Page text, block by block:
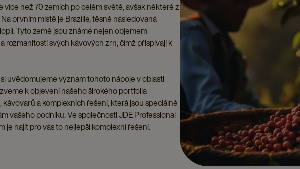
než 70 zemích po celém světě, avšak některé z
prvním místě je Brazílie, těsně následovaná
Tyto země jsou známé nejen objemem
rozmanitostí svých kávových zrn, čímž přispívají k
uvědomujeme význam tohoto nápoje v oblasti
k objevení našeho širokého portfolia
a komplexních řešení, která jsou speciálně
vašeho podniku. Ve společnosti JDE Professional
je najít pro vás to nejlepší komplexní řešení.